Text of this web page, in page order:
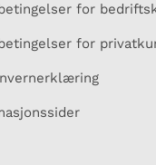
for
for